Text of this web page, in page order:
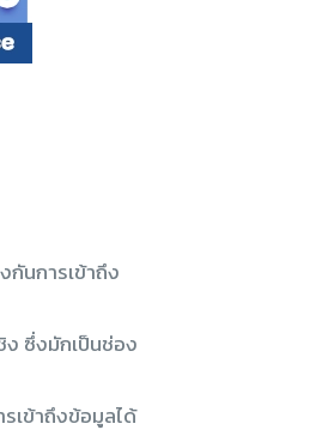
กันการเข้าถึง
ง ซึ่งมักเป็นช่อง
เข้าถึงข้อมูลได้